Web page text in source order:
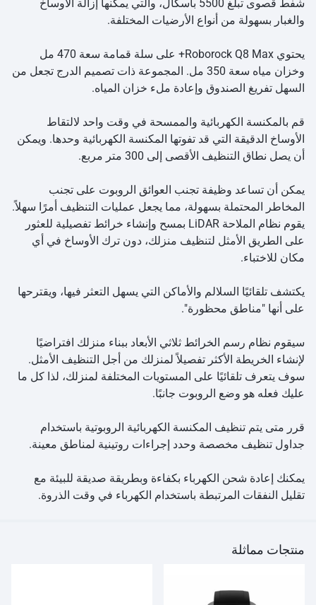
شفط قصوى تبلغ 5500 باسكال، والتي يمكنها إزالة الأوساخ
والغبار بسهولة من أنواع الأرضيات المختلفة.
يحتوي Roborock Q8 Max+ على سلة قمامة سعة 470 مل
وخزان مياه سعة 350 مل. المجموعة ذات تصميم الدرج تجعل من
السهل تفريغ الصندوق وإعادة ملء خزان المياه.
قم بالمكنسة الكهربائية والممسحة في وقت واحد لالتقاط
الأوساخ الدقيقة التي قد تفوتها المكنسة الكهربائية وحدها. ويمكن
أن يصل نطاق التنظيف الأقصى إلى 300 متر مربع.
يمكن أن تساعد وظيفة تجنب العوائق الروبوت على تجنب
المخاطر المحتملة بسهولة، مما يجعل عمليات التنظيف أمرًا سهلاً.
يقوم نظام الملاحة LiDAR بمسح وإنشاء خرائط تفصيلية للعثور
على الطريق الأمثل لتنظيف منزلك، دون ترك الأوساخ في أي
مكان للاختباء.
يكتشف تلقائيًا السلالم والأماكن التي يسهل التعثر فيها، ويقترحها
على أنها "مناطق محظورة".
سيقوم نظام رسم الخرائط ثلاثي الأبعاد ببناء منزلك افتراضيًا
لإنشاء الخريطة الأكثر تفصيلاً لمنزلك من أجل التنظيف الأمثل.
سوف يتعرف تلقائيًا على المستويات المختلفة لمنزلك، لذا كل ما
عليك فعله هو وضع الروبوت جانبًا.
قرر متى يتم تنظيف المكنسة الكهربائية الروبوتية باستخدام
جداول تنظيف مخصصة وحدد إجراءات روتينية لمناطق معينة.
يمكنك إعادة شحن الكهرباء بكفاءة وبطريقة صديقة للبيئة مع
تقليل النفقات المرتبطة باستخدام الكهرباء في وقت الذروة.
منتجات مماثلة